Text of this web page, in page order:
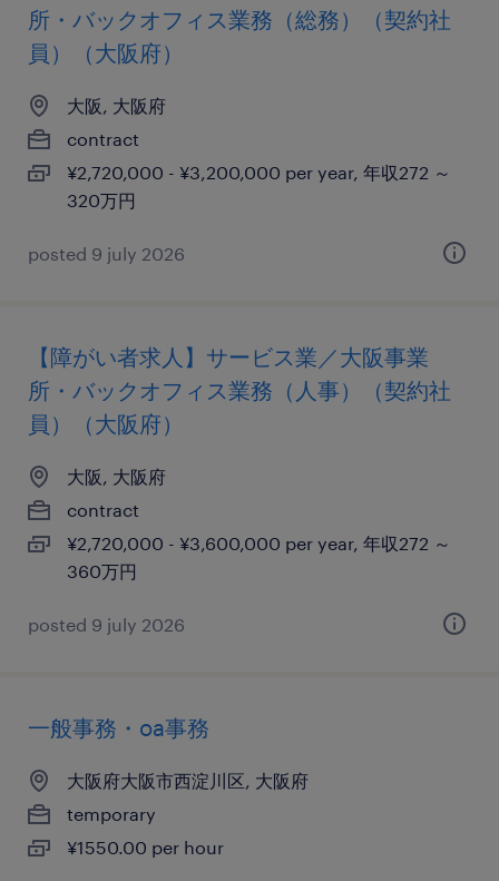
所・バックオフィス業務（総務）（契約社
員）（大阪府）
大阪, 大阪府
contract
¥2,720,000 - ¥3,200,000 per year, 年収272 ～
320万円
posted 9 july 2026
【障がい者求人】サービス業／大阪事業
所・バックオフィス業務（人事）（契約社
員）（大阪府）
大阪, 大阪府
contract
¥2,720,000 - ¥3,600,000 per year, 年収272 ～
360万円
posted 9 july 2026
一般事務・oa事務
大阪府大阪市西淀川区, 大阪府
temporary
¥1550.00 per hour